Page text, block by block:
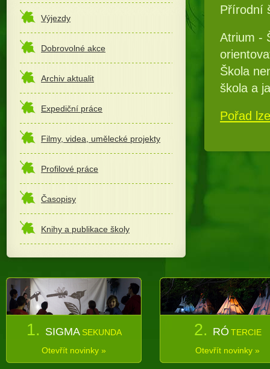
Výjezdy
Dobrovolné akce
Archiv aktualit
Expediční práce
Filmy, videa, umělecké projekty
Profilové práce
Časopisy
Knihy a publikace školy
Přírodní
Atrium -
Škola
škola a
Pořad
1. SIGMA SEKUNDA
Otevřít novinky »
2. RÓ TERCIE
Otevřít novinky »